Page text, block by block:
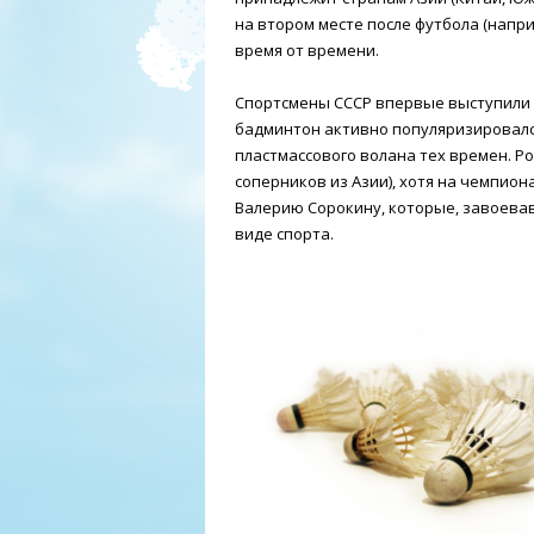
на втором месте после футбола
время от времени.
Спортсмены СССР впервые выступили
бадминтон активно
пластмассового волана тех времен.
соперников из Азии), хотя на
Валерию Сорокину, которые,
виде спорта.